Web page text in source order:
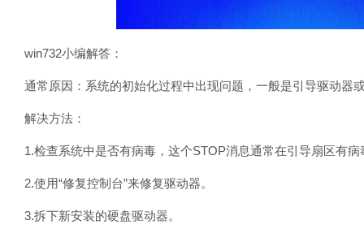
win732小编解答：
通常原因：系统的初始化过程中出现问题，一般是引导驱动器
解决方法：
1.检查系统中是否有病毒，这个STOP消息通常在引导扇区有病
2.使用“修复控制台”来修复驱动器。
3.拆下新安装的硬盘驱动器。